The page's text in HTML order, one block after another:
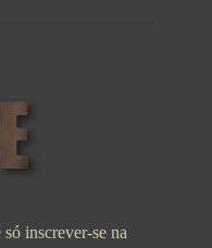
inscrever-se na